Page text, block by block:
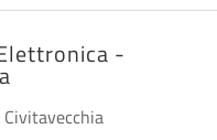
di gioielleria e supporto
relazione con il cliente
dell'ac
-
Civitavecchia